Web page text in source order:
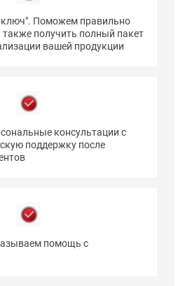
ключ". Поможем правильно
получить полный пакет
вашей продукции
консультации с
поддержку после
помощь с